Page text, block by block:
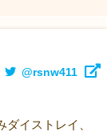
@rsnw411
イストレイ、